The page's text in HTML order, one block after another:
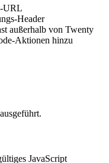
URL
Header
außerhalb von Twenty
Aktionen hinzu
JavaScript